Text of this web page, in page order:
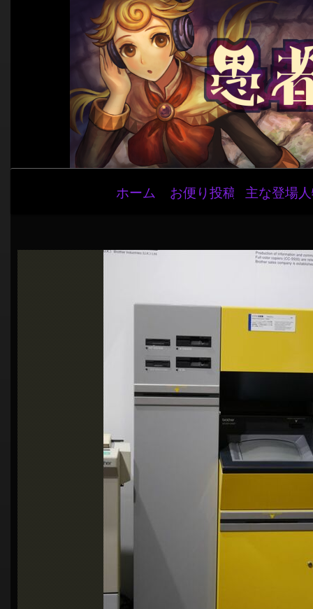
ビ
ゲ
ー
シ
ョ
ン
ホーム お便り投稿 主な登場